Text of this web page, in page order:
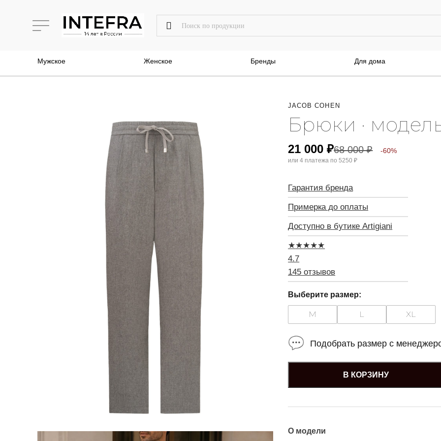
Мужское Женское Бренды Для дома
JACOB COHEN
Брюки ·
21 000₽68 000₽ -60%
или 4 платежа по5250 ₽
Гарантия бренда
Примерка до оплаты
Доступно в бутике Artigiani
★★★★★
4.7
145 отзывов
О модели
Выберите размер:
M L XL
Подобрать размер с
В КОРЗИНУ